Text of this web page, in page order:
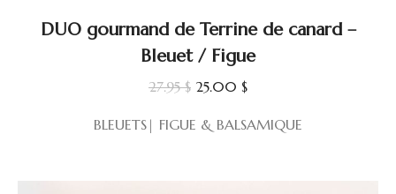
DUO gourmand de Terrine de canard –
Bleuet / Figue
27.95$ Le
initial
25.00 $Le
actuel
BLEUETS| FIGUE & BALSAMIQUE